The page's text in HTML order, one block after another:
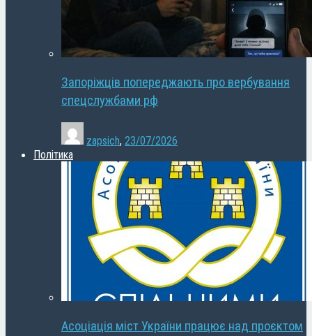
Запоріжців попереджають про вербування
спецслужбами рф
zapsich, 23/07/2026
Політика
Асоціація міст України працює над проєктом